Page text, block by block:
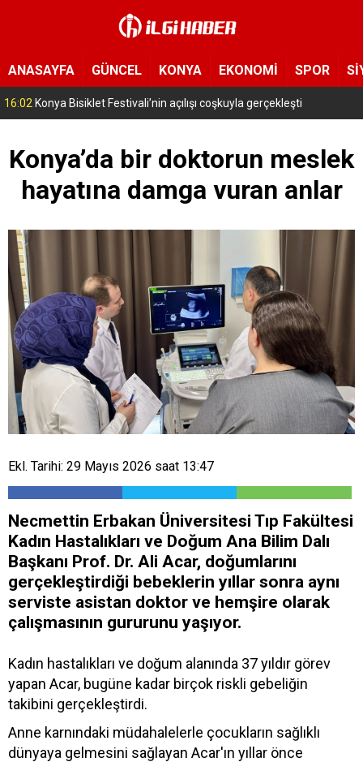
ANASAYFA GÜNCEL KONYA EKONOMİ SPOR
15:11 Konya’da zabıta ve polis sahada! Toplu taşıma araçları tek tek denetleniyor
Konya’da bir doktorun meslek
hayatına damga vuran anlar
Ekl. Tarihi: 29 Mayıs 2026 saat 13:47
Necmettin Erbakan Üniversitesi Tıp Fakültesi
Kadın Hastalıkları ve Doğum Ana Bilim Dalı
Başkanı Prof. Dr. Ali Acar, doğumlarını
gerçekleştirdiği bebeklerin yıllar sonra aynı
serviste asistan doktor ve hemşire olarak
çalışmasının gururunu yaşıyor.
Kadın hastalıkları ve doğum alanında 37 yıldır görev
yapan Acar, bugüne kadar birçok riskli gebeliğin
takibini gerçekleştirdi.
Anne karnındaki müdahalelerle çocukların sağlıklı
dünyaya gelmesini sağlayan Acar'ın yıllar önce